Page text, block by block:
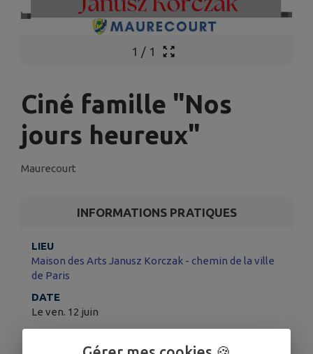
1 / 1
Ciné famille "Nos
jours heureux"
Maurecourt
INFORMATIONS PRATIQUES
LIEU
Maison des Arts Janusz Korczak - chemin de la ville
de Paris
DATE
Le ven. 12 juin